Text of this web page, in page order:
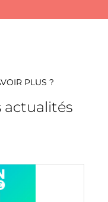
PLUS ?
actualités